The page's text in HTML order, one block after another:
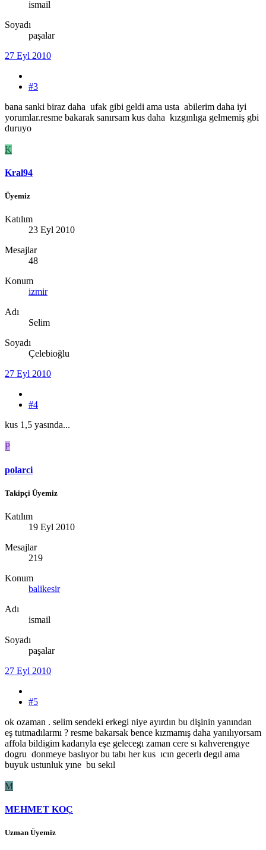
ismail
Soyadı
paşalar
27 Eyl 2010
#3
bana sanki biraz daha ufak gibi geldi ama usta abilerim daha iyi
yorumlar.resme bakarak sanırsam kus daha kızgınlıga gelmemiş gbi
duruyo
K
Kral94
Üyemiz
Katılım
23 Eyl 2010
Mesajlar
48
Konum
izmir
Adı
Selim
Soyadı
Çelebioğlu
27 Eyl 2010
#4
kus 1,5 yasında...
P
polarci
Takipçi Üyemiz
Katılım
19 Eyl 2010
Mesajlar
219
Konum
balikesir
Adı
ismail
Soyadı
paşalar
27 Eyl 2010
#5
ok ozaman . selim sendeki erkegi niye ayırdın bu dişinin yanından
eş tutmadılarmı ? resme bakarsak bence kızmamış daha yanılıyorsam
affola bildigim kadarıyla eşe gelecegı zaman cere sı kahverengıye
dogru donmeye baslıyor bu tabı her kus ıcın gecerlı degıl ama
buyuk ustunluk yıne bu sekıl
M
MEHMET KOÇ
Uzman Üyemiz